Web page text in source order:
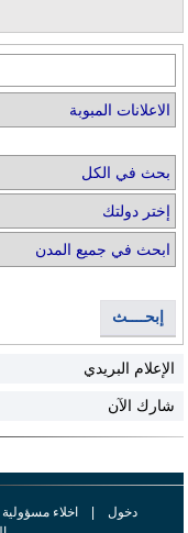
إبحــــث
الإعلام البريدي
شارك الآن
دخول اخلاء مسؤولية